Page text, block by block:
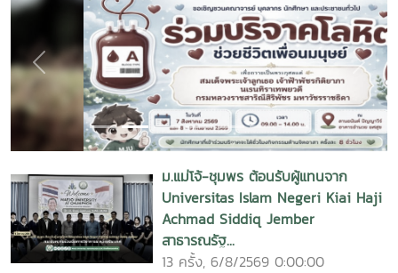
Previous Next
ม.แม่โจ้-ชุมพร ต้อนรับผู้แทนจาก
Universitas Islam Negeri Kiai Haji
Achmad Siddiq Jember
สาธารณรัฐ...
13 ครั้ง, 6/8/2569 0:00:00